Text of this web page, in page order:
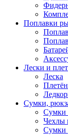
Поплавки
Лески и
Леска
Сумки,
Сумки
Чехлы
Сумки